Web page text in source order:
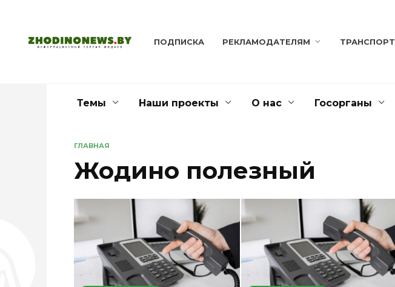
содержанию
ПОДПИСКА РЕКЛАМОДАТЕЛЯМ ТРАНСПОРТ
Темы Наши проекты О нас Госорганы
ГЛАВНАЯ
Жодино полезный